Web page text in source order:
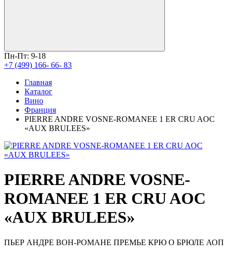
Пн-Пт: 9-18
+7 (499) 166- 66- 83
Главная
Каталог
Вино
Франция
PIERRE ANDRE VOSNE-ROMANEE 1 ER CRU AOC
«AUX BRULEES»
PIERRE ANDRE VOSNE-
ROMANEE 1 ER CRU AOC
«AUX BRULEES»
ПЬЕР АНДРЕ ВОН-РОМАНЕ ПРЕМЬЕ КРЮ О БРЮЛЕ АОП